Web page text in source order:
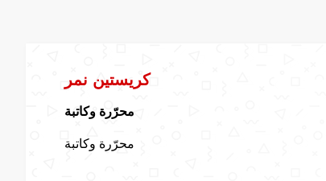
كريستين نمر
محرّرة وكاتبة
محرّرة وكاتبة